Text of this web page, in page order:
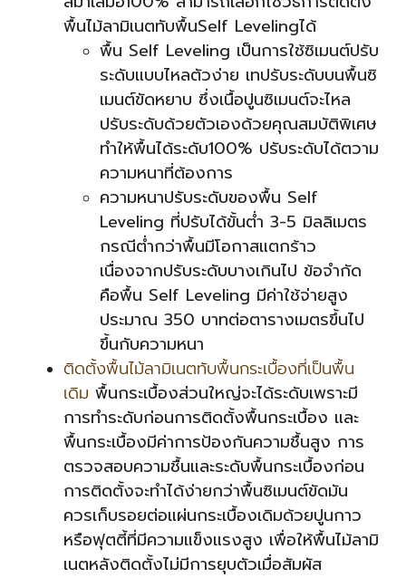
พื้นไม้ลามิเนตทับพื้นSelf Levelingได้
พื้น Self Leveling เป็นการใช้ซิเมนต์ปรับ
ระดับแบบไหลตัวง่าย เทปรับระดับบนพื้นซิ
เมนต์ขัดหยาบ ซึ่งเนื้อปูนซิเมนต์จะไหล
ปรับระดับด้วยตัวเองด้วยคุณสมบัติพิเศษ
ทำให้พื้นได้ระดับ100% ปรับระดับได้ตวาม
ความหนาที่ต้องการ
ความหนาปรับระดับของพื้น Self
Leveling ที่ปรับได้ขั้นต่ำ 3-5 มิลลิเมตร
กรณีต่ำกว่าพื้นมีโอกาสแตกร้าว
เนื่องจากปรับระดับบางเกินไป ข้อจำกัด
คือพื้น Self Leveling มีค่าใช้จ่ายสูง
ประมาณ 350 บาทต่อตารางเมตรขึ้นไป
ขึ้นกับความหนา
ติดตั้งพื้นไม้ลามิเนตทับพื้นกระเบื้องที่เป็นพื้น
เดิม พื้นกระเบื้องส่วนใหญ่จะได้ระดับเพราะมี
การทำระดับก่อนการติดตั้งพื้นกระเบื้อง และ
พื้นกระเบื้องมีค่าการป้องกันความชื้นสูง การ
ตรวจสอบความชื้นและระดับพื้นกระเบื้องก่อน
การติดตั้งจะทำได้ง่ายกว่าพื้นซิเมนต์ขัดมัน
ควรเก็บรอยต่อแผ่นกระเบื้องเดิมด้วยปูนกาว
หรือฟุตตี้ที่มีความแข็งแรงสูง เพื่อให้พื้นไม้ลามิ
เนตหลังติดตั้งไม่มีการยุบตัวเมื่อสัมผัส